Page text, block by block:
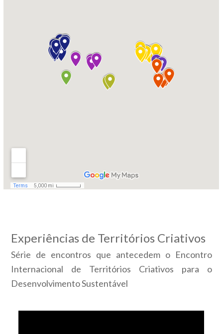
Experiências de Territórios Criativos
Série de encontros que antecedem o Encontro
Internacional de Territórios Criativos para o
Desenvolvimento Sustentável